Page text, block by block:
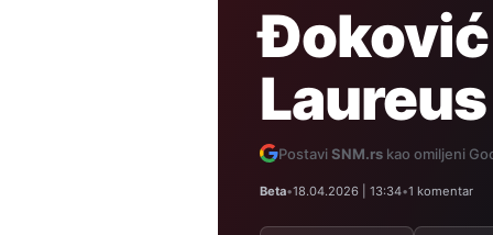
Laureus
PostaviSNM.rs kao omiljeni
Beta•18.04.2026 | 13:34•1 komentar